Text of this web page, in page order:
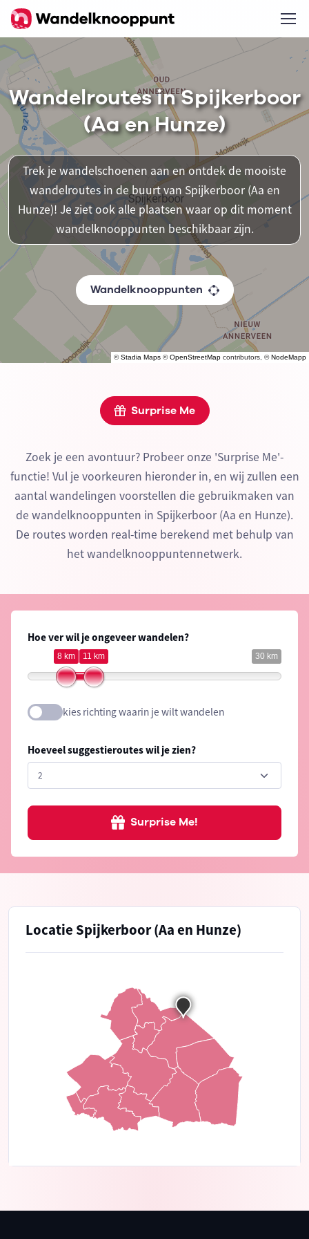
©Stadia Maps ©OpenStreetMap contributors, ©NodeMapp
Wandelroutes in Spijkerboor
(Aa en Hunze)
Trek je wandelschoenen aan en ontdek de mooiste
wandelroutes in de buurt van Spijkerboor (Aa en
Hunze)! Je ziet ook alle plaatsen waar op dit moment
wandelknooppunten beschikbaar zijn.
Wandelknooppunten
Surprise Me
Zoek je een avontuur? Probeer onze 'Surprise Me'-
functie! Vul je voorkeuren hieronder in, en wij zullen een
aantal wandelingen voorstellen die gebruikmaken van
de wandelknooppunten in Spijkerboor (Aa en Hunze).
De routes worden real-time berekend met behulp van
het wandelknooppuntennetwerk.
Hoe ver wil je ongeveer wandelen?
30 km
8 km 11 km
kies richting waarin je wilt wandelen
Hoeveel suggestieroutes wil je zien?
Surprise Me!
Locatie Spijkerboor (Aa en Hunze)